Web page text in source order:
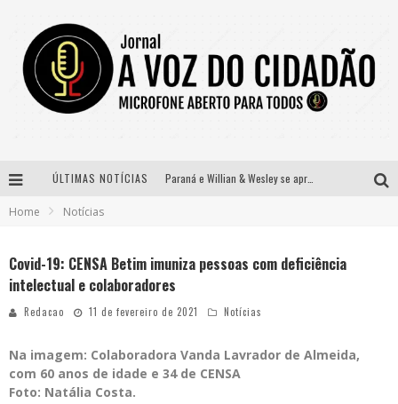
ÚLTIMAS NOTÍCIAS Paraná e Willian & Wesley se apresentam no Carretão Trevo Contagem nesta sexta-feira
Home Notícias
Covid-19: CENSA Betim imuniza pessoas com deficiência
intelectual e colaboradores
Redacao 11 de fevereiro de 2021 Notícias
Na imagem: Colaboradora Vanda Lavrador de Almeida,
com 60 anos de idade e 34 de CENSA
Foto: Natália Costa.